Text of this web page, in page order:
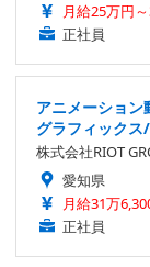
月給25万円
正社員
アニメーショ
グラフィック
株式会社RIOT
愛知県
月給31万
正社員